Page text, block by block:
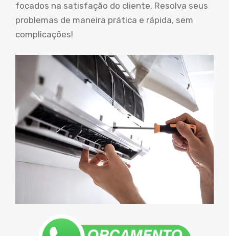
focados na satisfação do cliente. Resolva seus
problemas de maneira prática e rápida, sem
complicações!